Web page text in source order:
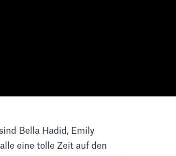
Bella Hadid, Emily
eine tolle Zeit auf den